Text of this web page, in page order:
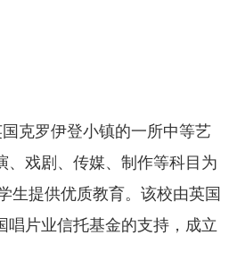
罗伊登小镇的一所中等艺
、戏剧、传媒、制作等科目为
生提供优质教育。该校由英国
唱片业信托基金的支持，成立